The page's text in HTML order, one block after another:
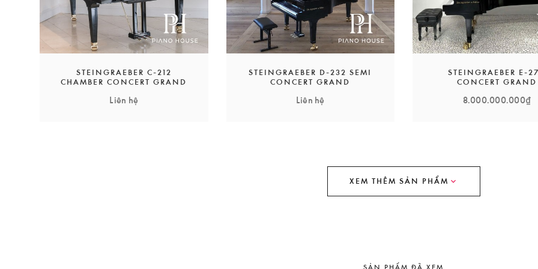
PIANO HOUSE
HỆ THỐNG PHÂN PHỐI PIANO CAO CẤP
STEINGRAEBER C-212
CHAMBER CONCERT GRAND
Liên hệ
STEINGRAEBER D-232 SEMI
CONCERT GRAND
Liên hệ
STEINGRAEBER E-
CONCERT GRAND
8.000.000.000₫
XEM THÊM SẢN PHẨM
SẢN PHẨM ĐÃ XEM